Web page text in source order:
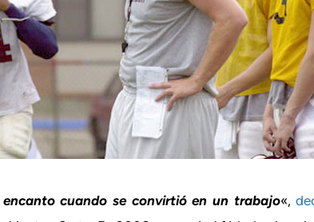
cuando se convirtió en un trabajo«,